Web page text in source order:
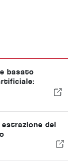
basato
basato
il cancro
del